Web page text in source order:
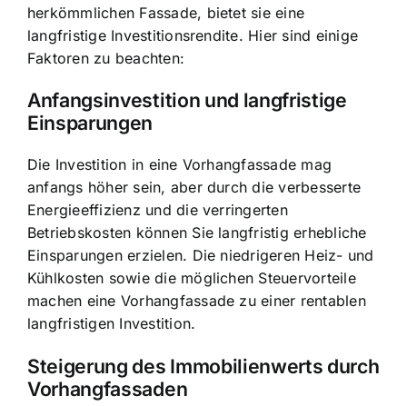
herkömmlichen Fassade, bietet sie eine
langfristige Investitionsrendite. Hier sind einige
Faktoren zu beachten:
Anfangsinvestition und langfristige
Einsparungen
Die Investition in eine Vorhangfassade mag
anfangs höher sein, aber durch die verbesserte
Energieeffizienz und die verringerten
Betriebskosten können Sie langfristig erhebliche
Einsparungen erzielen. Die niedrigeren Heiz- und
Kühlkosten sowie die möglichen Steuervorteile
machen eine Vorhangfassade zu einer rentablen
langfristigen Investition.
Steigerung des Immobilienwerts durch
Vorhangfassaden